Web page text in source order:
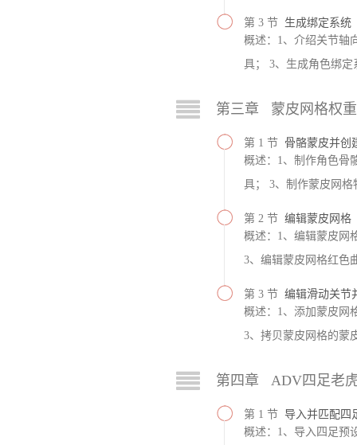
第 3 节 生成绑定系统
概述：1、介绍关节轴
具； 3、生成角色绑定
第三章 蒙皮网格权
第 1 节 骨骼蒙皮并创
概述：1、制作角色骨
具； 3、制作蒙皮网格
第 2 节 编辑蒙皮网格
概述：1、编辑蒙皮网
3、编辑蒙皮网格红色
第 3 节 编辑滑动关节
概述：1、添加蒙皮网
3、拷贝蒙皮网格的蒙
第四章 ADV四足老
第 1 节 导入并匹配四
概述：1、导入四足预